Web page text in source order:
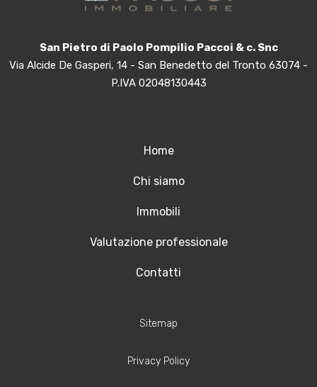
San Pietro di Paolo Pompilio Paccoi & c. Snc
Via Alcide De Gasperi, 14 - San Benedetto del Tronto 63074 -
P.IVA 02048130443
Home
Chi siamo
Immobili
Valutazione professionale
Contatti
Sitemap
Privacy Policy